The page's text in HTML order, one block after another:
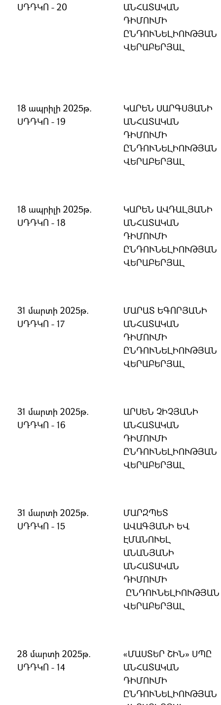
ՍԴԴԿՈ - 20
ԱՆՀԱՏԱԿԱՆ
ԴԻՄՈՒՄԻ
ԸՆԴՈՒՆԵԼԻՈՒԹՅԱՆ
ՎԵՐԱԲԵՐՅԱԼ
18 ապրիլի 2025թ.
ՍԴԴԿՈ - 19
ԿԱՐԵՆ ՍԱՐԳՍՅԱՆԻ
ԱՆՀԱՏԱԿԱՆ
ԴԻՄՈՒՄԻ
ԸՆԴՈՒՆԵԼԻՈՒԹՅԱՆ
ՎԵՐԱԲԵՐՅԱԼ
18 ապրիլի 2025թ.
ՍԴԴԿՈ - 18
ԿԱՐԵՆ ԱՎԴԱԼՅԱՆԻ
ԱՆՀԱՏԱԿԱՆ
ԴԻՄՈՒՄԻ
ԸՆԴՈՒՆԵԼԻՈՒԹՅԱՆ
ՎԵՐԱԲԵՐՅԱԼ
31 մարտի 2025թ.
ՍԴԴԿՈ - 17
ՄԱՐԱՏ ԵԳՈՐՅԱՆԻ
ԱՆՀԱՏԱԿԱՆ
ԴԻՄՈՒՄԻ
ԸՆԴՈՒՆԵԼԻՈՒԹՅԱՆ
ՎԵՐԱԲԵՐՅԱԼ
31 մարտի 2025թ.
ՍԴԴԿՈ - 16
ԱՐՍԵՆ ՉԻՉՅԱՆԻ
ԱՆՀԱՏԱԿԱՆ
ԴԻՄՈՒՄԻ
ԸՆԴՈՒՆԵԼԻՈՒԹՅԱՆ
ՎԵՐԱԲԵՐՅԱԼ
31 մարտի 2025թ.
ՍԴԴԿՈ - 15
ՄԱՐԶՊԵՏ
ԱՎԱԳՅԱՆԻ ԵՎ
ԷՄԱՆՈՒԵԼ
ԱՆԱՆՅԱՆԻ
ԱՆՀԱՏԱԿԱՆ
ԴԻՄՈՒՄԻ
ԸՆԴՈՒՆԵԼԻՈՒԹՅԱՆ
ՎԵՐԱԲԵՐՅԱԼ
28 մարտի 2025թ.
ՍԴԴԿՈ - 14
«ՄԱՍՏԵՐ ՇԻՆ» ՍՊԸ
ԱՆՀԱՏԱԿԱՆ
ԴԻՄՈՒՄԻ
ԸՆԴՈՒՆԵԼԻՈՒԹՅԱՆ